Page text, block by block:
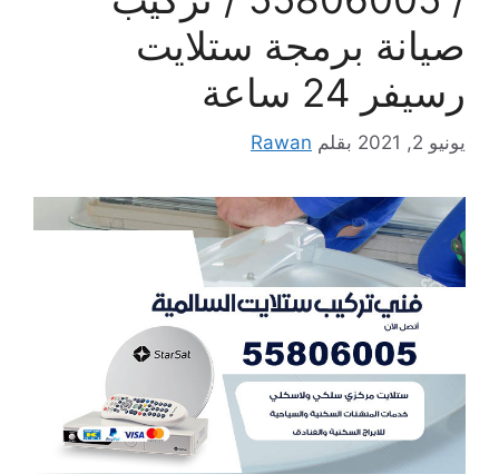
صيانة برمجة ستلايت
رسيفر 24 ساعة
يونيو 2, 2021 بقلم Rawan